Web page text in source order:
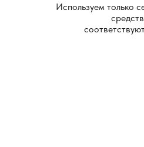
Используем только